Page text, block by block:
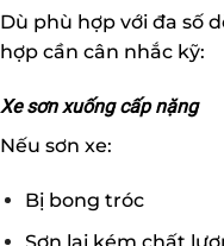
Dù phù hợp với đa số
hợp cần cân nhắc kỹ:
Xe sơn xuống cấp nặng
Nếu sơn xe:
Bị bong tróc
Sơn lại kém chất